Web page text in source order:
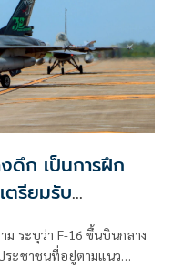
ดึก เป็นการฝึก
ตรียมรับ
ม ระบุว่า F-16 ขึ้นบินกลาง
ระชาชนที่อยู่ตามแนว